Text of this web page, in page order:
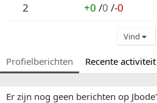
2 +0 /0 /-0
Vind
Profielberichten Recente activiteit
Er zijn nog geen berichten op